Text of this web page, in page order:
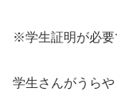
※学生証明が必要
学生さんがうらや